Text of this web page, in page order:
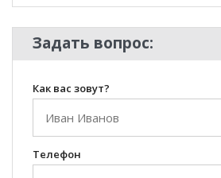
Задать вопрос:
Как вас зовут?
Телефон